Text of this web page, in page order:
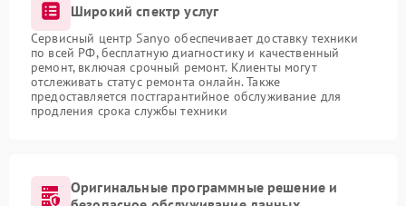
Широкий спектр услуг
Сервисный центр Sanyo обеспечивает доставку техники
по всей РФ, бесплатную диагностику и качественный
ремонт, включая срочный ремонт. Клиенты могут
отслеживать статус ремонта онлайн. Также
предоставляется постгарантийное обслуживание для
продления срока службы техники
Оригинальные программные решение и